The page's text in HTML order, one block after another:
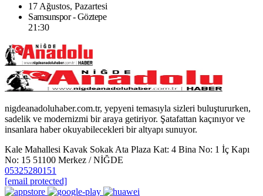
17 Ağustos, Pazartesi
Samsunspor - Göztepe
21:30
nigdeanadoluhaber.com.tr, yepyeni temasıyla sizleri buluştururken,
sadelik ve modernizmi bir araya getiriyor. Şatafattan kaçınıyor ve
insanlara haber okuyabilecekleri bir altyapı sunuyor.
Kale Mahallesi Kavak Sokak Ata Plaza Kat: 4 Bina No: 1 İç Kapı
No: 15 51100 Merkez / NİĞDE
05325280151
[email protected]